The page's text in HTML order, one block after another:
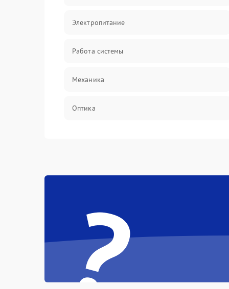
Электропитание
Работа системы
Механика
Оптика
Электронные компоненты
?